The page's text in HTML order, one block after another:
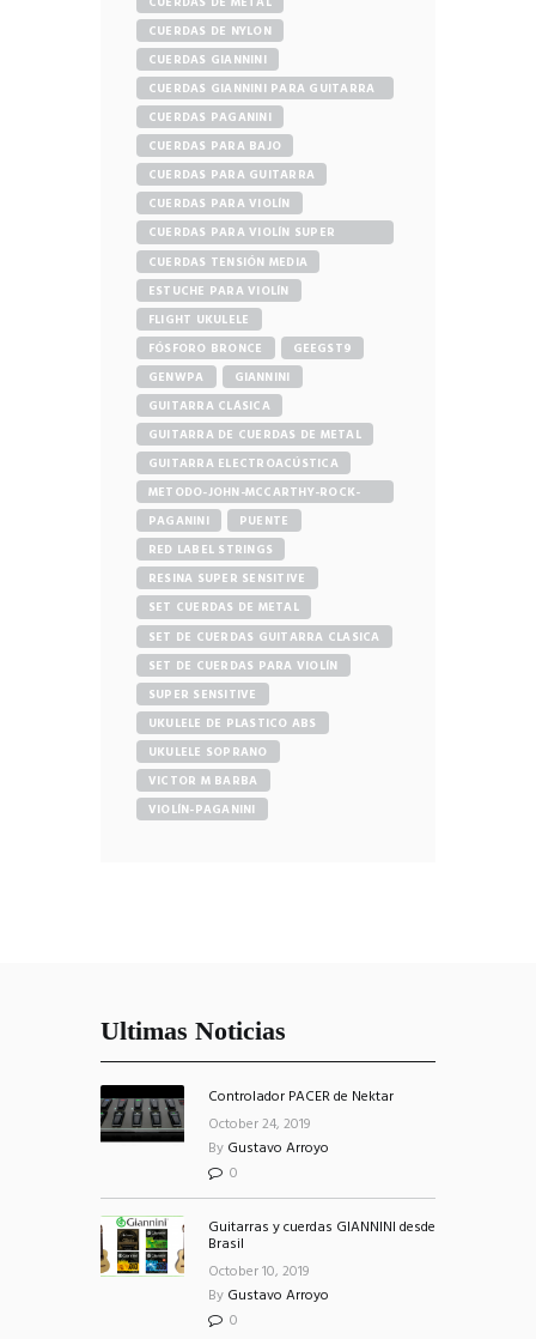
CUERDAS DE NYLON
CUERDAS GIANNINI
CUERDAS GIANNINI PARA GUITARRA
ELÉCTRICA
CUERDAS PAGANINI
CUERDAS PARA BAJO
CUERDAS PARA GUITARRA
CUERDAS PARA VIOLÍN
CUERDAS PARA VIOLÍN SUPER
SENSITIVE
CUERDAS TENSIÓN MEDIA
ESTUCHE PARA VIOLÍN
FLIGHT UKULELE
FÓSFORO BRONCE
GEEGST9
GENWPA
GIANNINI
GUITARRA CLÁSICA
GUITARRA DE CUERDAS DE METAL
GUITARRA ELECTROACÚSTICA
METODO-JOHN-MCCARTHY-ROCK-
GUITAR
PAGANINI
PUENTE
RED LABEL STRINGS
RESINA SUPER SENSITIVE
SET CUERDAS DE METAL
SET DE CUERDAS GUITARRA CLASICA
SET DE CUERDAS PARA VIOLÍN
SUPER SENSITIVE
UKULELE DE PLASTICO ABS
UKULELE SOPRANO
VICTOR M BARBA
VIOLÍN-PAGANINI
Ultimas Noticias
Controlador PACER de Nektar
October 24, 2019
By Gustavo Arroyo
0
Guitarras y cuerdas GIANNINI desde
Brasil
October 10, 2019
By Gustavo Arroyo
0